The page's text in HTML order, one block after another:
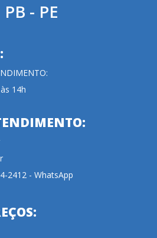
PB - PE
14h
2412 - WhatsApp